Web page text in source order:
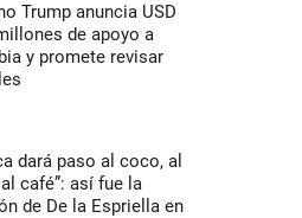
Trump anuncia USD
de apoyo a
y promete revisar
dará paso al coco, al
café”: así fue la
de De la Espriella en